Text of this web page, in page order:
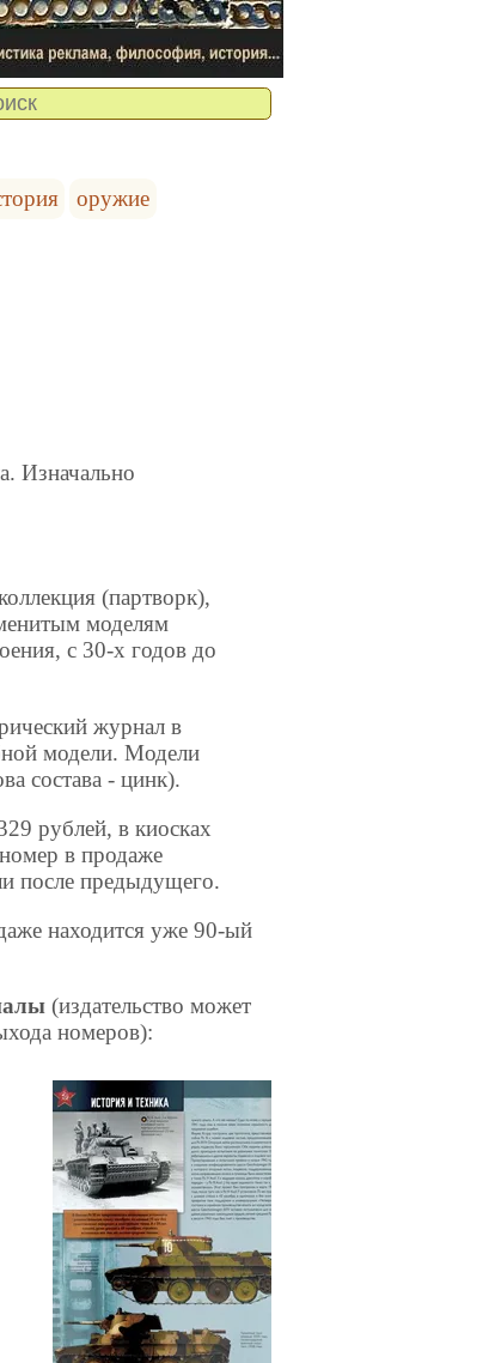
оружие
Изначально
(партворк),
моделям
с 30-х годов до
журнал в
модели. Модели
состава - цинк).
рублей, в киосках
в продаже
после предыдущего.
находится уже 90-ый
(издательство может
номеров):